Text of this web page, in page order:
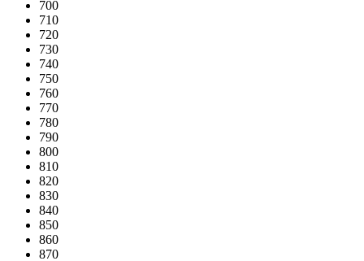
700
710
720
730
740
750
760
770
780
790
800
810
820
830
840
850
860
870